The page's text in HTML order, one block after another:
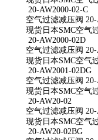
20-AW2000-02-C
空气过滤减压阀 20-
现货日本SMC空气
20-AW2000-02D
空气过滤减压阀 20-
现货日本SMC空气
20-AW2001-02DG
空气过滤减压阀 20-
现货日本SMC空气
20-AW20-02
空气过滤减压阀 20-
现货日本SMC空气
20-AW20-02BG